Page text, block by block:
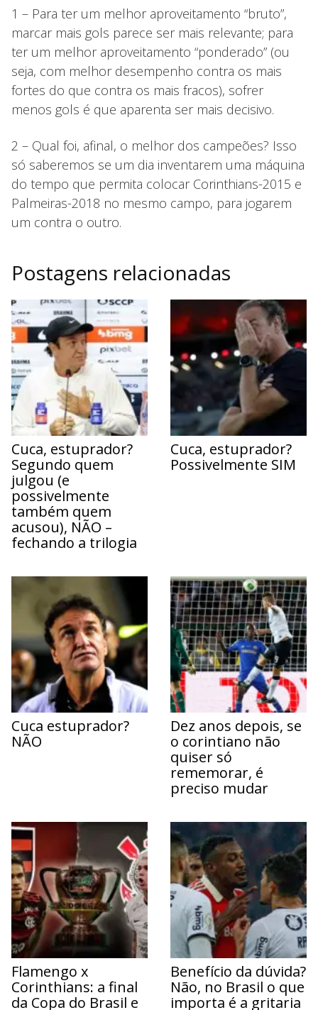
1 – Para ter um melhor aproveitamento “bruto”,
marcar mais gols parece ser mais relevante; para
ter um melhor aproveitamento “ponderado” (ou
seja, com melhor desempenho contra os mais
fortes do que contra os mais fracos), sofrer
menos gols é que aparenta ser mais decisivo.
2 – Qual foi, afinal, o melhor dos campeões? Isso
só saberemos se um dia inventarem uma máquina
do tempo que permita colocar Corinthians-2015 e
Palmeiras-2018 no mesmo campo, para jogarem
um contra o outro.
Postagens relacionadas
Cuca, estuprador?
Segundo quem
julgou (e
possivelmente
também quem
acusou), NÃO –
fechando a trilogia
Cuca, estuprador?
Possivelmente SIM
Cuca estuprador?
NÃO
Dez anos depois, se
o corintiano não
quiser só
rememorar, é
preciso mudar
Flamengo x
Corinthians: a final
da Copa do Brasil e
Benefício da dúvida?
Não, no Brasil o que
importa é a gritaria